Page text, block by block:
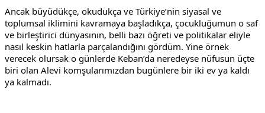
Ancak büyüdükçe, okudukça ve Türkiye’nin siyasal ve
toplumsal iklimini kavramaya başladıkça, çocukluğumun o saf
ve birleştirici dünyasının, belli bazı öğreti ve politikalar eliyle
nasıl keskin hatlarla parçalandığını gördüm. Yine örnek
verecek olursak o günlerde Keban’da neredeyse nüfusun üçte
biri olan Alevi komşularımızdan bugünlere bir iki ev ya kaldı
ya kalmadı.